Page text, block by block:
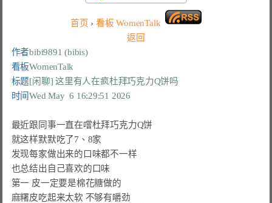
首页 › 看板WomenTalk
返回
作者bibi9891 (bibis)
看板WomenTalk
标题[闲聊] 这里有人在疯杜拜巧克力Q饼吗
时间Wed May  6 16:29:51 2026
最近跟同事一直在嚐杜拜巧克力Q饼
就这样默默吃了7、8家
发现每家做出来的口味都不一样
也总结出自己喜欢的口味
第一 皮一定要是棉花糖做的
麻糬皮吃起来太软 不够有嚼劲